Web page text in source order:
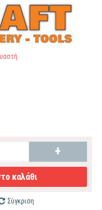
+
καλάθι
Σύγκριση